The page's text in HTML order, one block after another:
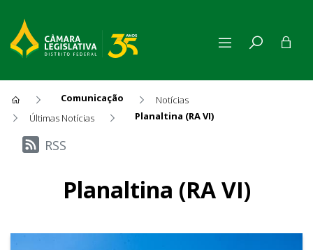
Comunicação
Notícias
Últimas Notícias
Planaltina (RA VI)
Últimas Notícias
RSS
Planaltina (RA VI)